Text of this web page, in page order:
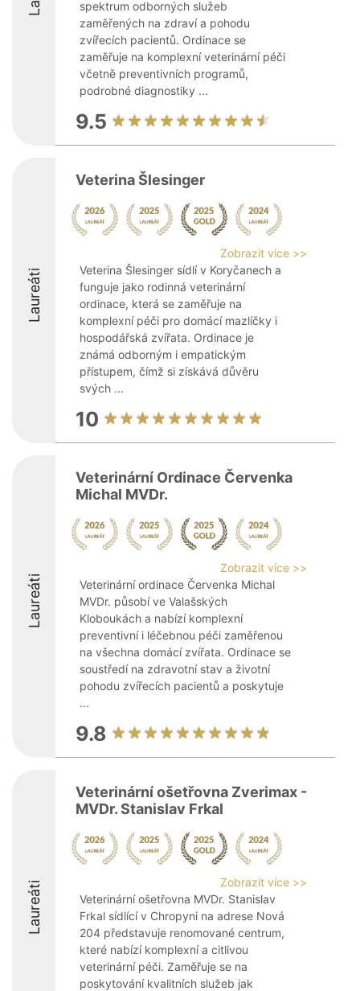
spektrum odborných služeb
zaměřených na zdraví a pohodu
zvířecích pacientů. Ordinace se
zaměřuje na komplexní veterinární péči
včetně preventivních programů,
podrobné diagnostiky ...
9.5
Laureáti
Veterina Šlesinger
Zobrazit více >>
Veterina Šlesinger sídlí v Koryčanech a
funguje jako rodinná veterinární
ordinace, která se zaměřuje na
komplexní péči pro domácí mazlíčky i
hospodářská zvířata. Ordinace je
známá odborným i empatickým
přístupem, čímž si získává důvěru
svých ...
10
Laureáti
Veterinární Ordinace Červenka
Michal MVDr.
Zobrazit více >>
Veterinární ordinace Červenka Michal
MVDr. působí ve Valašských
Kloboukách a nabízí komplexní
preventivní i léčebnou péči zaměřenou
na všechna domácí zvířata. Ordinace se
soustředí na zdravotní stav a životní
pohodu zvířecích pacientů a poskytuje
...
9.8
Laureáti
Veterinární ošetřovna Zverimax -
MVDr. Stanislav Frkal
Zobrazit více >>
Veterinární ošetřovna MVDr. Stanislav
Frkal sídlící v Chropyni na adrese Nová
204 představuje renomované centrum,
které nabízí komplexní a citlivou
veterinární péči. Zaměřuje se na
poskytování kvalitních služeb jak